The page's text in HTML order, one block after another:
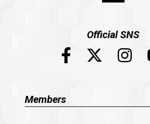
Official SNS
Members